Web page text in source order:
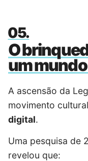
O
um
A ascensão da
movimento
digital.
Uma pesquisa de
revelou que: